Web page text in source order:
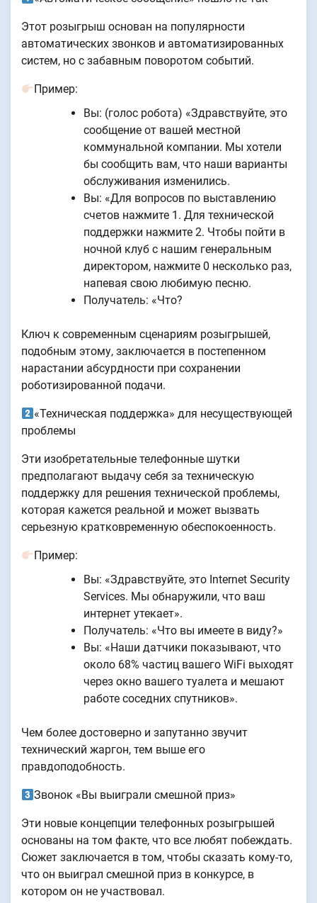
Этот розыгрыш основан на популярности
автоматических звонков и автоматизированных
систем, но с забавным поворотом событий.
Пример:
Вы: (голос робота) «Здравствуйте, это
сообщение от вашей местной
коммунальной компании. Мы хотели
бы сообщить вам, что наши варианты
обслуживания изменились.
Вы: «Для вопросов по выставлению
счетов нажмите 1. Для технической
поддержки нажмите 2. Чтобы пойти в
ночной клуб с нашим генеральным
директором, нажмите 0 несколько раз,
напевая свою любимую песню.
Получатель: «Что?
Ключ к современным сценариям розыгрышей,
подобным этому, заключается в постепенном
нарастании абсурдности при сохранении
роботизированной подачи.
«Техническая поддержка» для несуществующей
проблемы
Эти изобретательные телефонные шутки
предполагают выдачу себя за техническую
поддержку для решения технической проблемы,
которая кажется реальной и может вызвать
серьезную кратковременную обеспокоенность.
Пример:
Вы: «Здравствуйте, это Internet Security
Services. Мы обнаружили, что ваш
интернет утекает».
Получатель: «Что вы имеете в виду?»
Вы: «Наши датчики показывают, что
около 68% частиц вашего WiFi выходят
через окно вашего туалета и мешают
работе соседних спутников».
Чем более достоверно и запутанно звучит
технический жаргон, тем выше его
правдоподобность.
Звонок «Вы выиграли смешной приз»
Эти новые концепции телефонных розыгрышей
основаны на том факте, что все любят побеждать.
Сюжет заключается в том, чтобы сказать кому-то,
что он выиграл смешной приз в конкурсе, в
котором он не участвовал.